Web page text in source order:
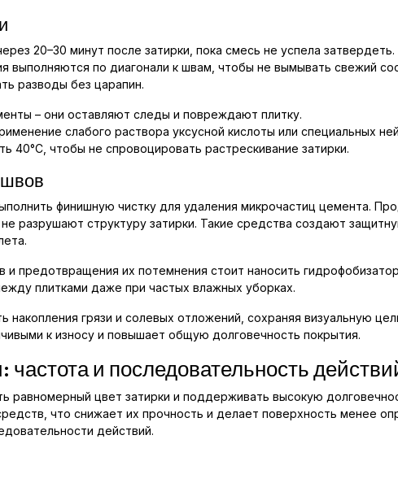
20–30 минут после затирки, пока смесь не успела
выполняются по диагонали к швам, чтобы не вымывать свежий
разводы без царапин.
– они оставляют следы и повреждают плитку.
слабого раствора уксусной кислоты или специальных
чтобы не спровоцировать растрескивание затирки.
финишную чистку для удаления микрочастиц цемента.
разрушают структуру затирки. Такие средства создают
предотвращения их потемнения стоит наносить
плитками даже при частых влажных уборках.
накопления грязи и солевых отложений, сохраняя визуальную
к износу и повышает общую долговечность покрытия.
и последовательность
равномерный цвет затирки и поддерживать высокую
что снижает их прочность и делает поверхность менее
действий.